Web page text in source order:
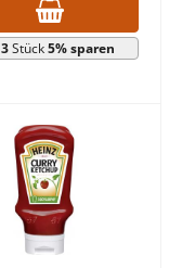
3Stück5% sparen